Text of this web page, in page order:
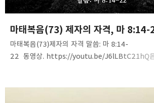
마태복음(73) 제자의 자격, 마 8:14-
마태복음(73)제자의 자격 말씀: 마 8:14-
22 동영상. https://youtu.be/J6lLBtC21hQ